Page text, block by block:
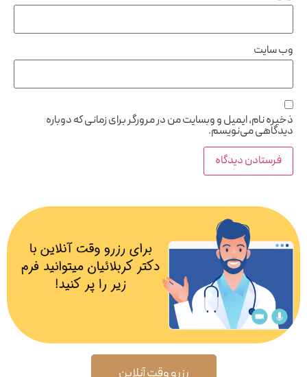
وب‌ سایت
ذخیره نام، ایمیل و وبسایت من در مرورگر برای زمانی که دوباره
دیدگاهی می‌نویسم.